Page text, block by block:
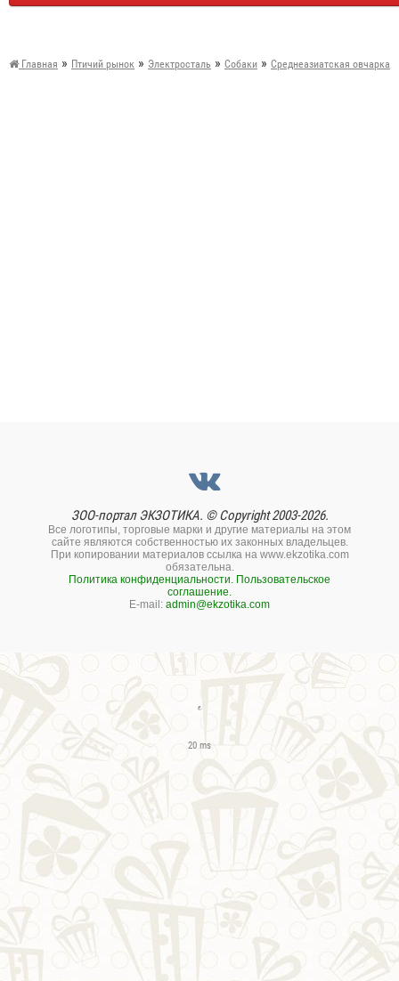
Главная » Птичий рынок » Электросталь » Собаки » Среднеазиатская овчарка
ЗОО-портал ЭКЗОТИКА. © Copyright 2003-2026.
Все логотипы, торговые марки и другие материалы на этом
сайте являются собственностью их законных владельцев.
При копировании материалов ссылка на www.ekzotika.com
обязательна.
Политика конфиденциальности. Пользовательское
соглашение.
E-mail: admin@ekzotika.com
20 ms